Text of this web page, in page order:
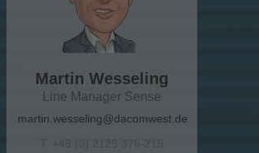
Martin Wesseling
Line Manager Sense
martin.wesseling@dacomwest.de